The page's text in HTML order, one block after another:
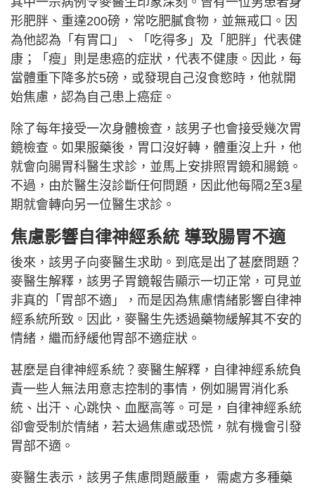
形肥胖、重達200磅，常吃肥膩食物，並無戒口。因
為他認為「有胃口」、「吃得多」及「肥胖」代表健
康；「瘦」則是患癌的症狀，代表不健康。因此，每
當體重下降多於5磅，或發現自己沒食慾時，他就開
始焦慮，認為自己患上癌症。
除了每年接受一次身體檢查，該男子也會接受幾次胃
鏡檢查。如果服藥後，胃口沒好轉，體重沒上升，他
就會向腸胃科醫生求診，並馬上安排照胃鏡和腸鏡。
不過，由於醫生沒診斷任何問題，因此他每隔2至3星
期就會轉向另一位醫生求診。
焦慮影響自律神經系統 導致腸胃不適
後來，該男子向麥醫生求助。到底是出了甚麼問題？
麥醫生解釋，該男子胃鏡報告顯示一切正常，可見並
非真的「胃部不適」，而是因為焦慮情緒影響自律神
經系統所致。因此，麥醫生先透過藥物緩解其不安的
情緒，繼而紓緩他胃部不適症狀。
甚麼是自律神經系統？麥醫生解釋，自律神經系統負
責一些人無法用意志控制的事情，例如腸胃消化系
統、出汗、心跳快、血壓高等。可是，自律神經系統
卻會受制於情緒，若太過焦慮或恐慌，就有機會引發
胃部不適。
麥醫生表示，該男子焦慮問題嚴重， 需處方多種藥